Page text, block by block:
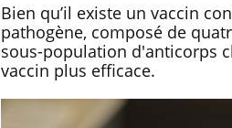
Bien qu’il existe un vaccin
pathogène, composé de
sous-population d'anticorps
vaccin plus efficace.